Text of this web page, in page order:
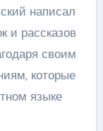
написал
и рассказов
своим
которые
языке